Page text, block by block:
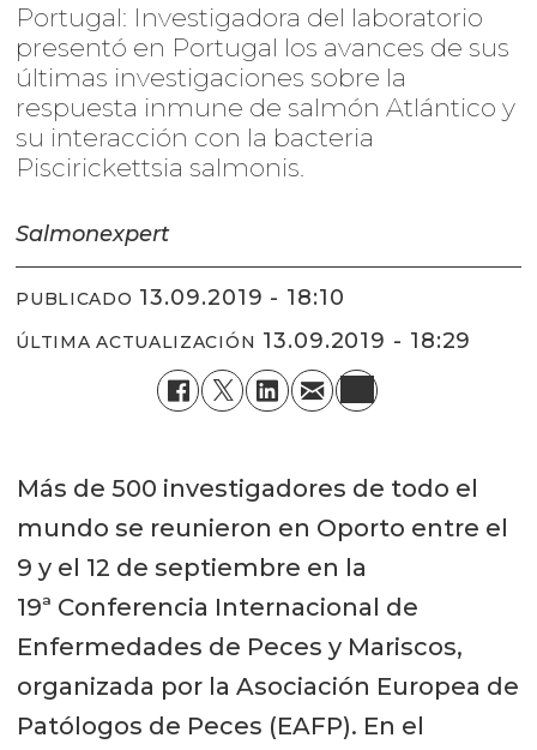
Portugal: Investigadora del laboratorio
presentó en Portugal los avances de sus
últimas investigaciones sobre la
respuesta inmune de salmón Atlántico y
su interacción con la bacteria
Piscirickettsia salmonis.
Salmonexpert
PUBLICADO 13.09.2019 - 18:10
ÚLTIMA ACTUALIZACIÓN 13.09.2019 - 18:29
Más de 500 investigadores de todo el
mundo se reunieron en Oporto entre el
9 y el 12 de septiembre en la
19ª Conferencia Internacional de
Enfermedades de Peces y Mariscos,
organizada por la Asociación Europea de
Patólogos de Peces (EAFP). En el